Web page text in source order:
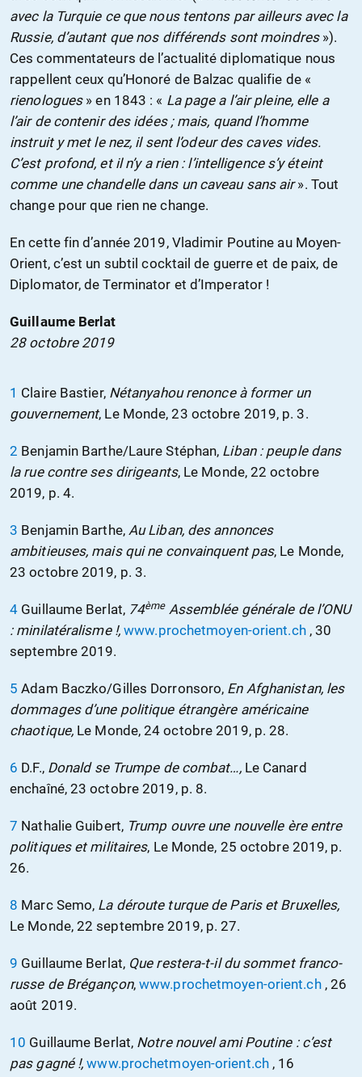
avec la Turquie ce que nous tentons par ailleurs avec la
Russie, d’autant que nos différends sont moindres »).
Ces commentateurs de l’actualité diplomatique nous
rappellent ceux qu’Honoré de Balzac qualifie de «
rienologues» en 1843 : « La page a l’air pleine, elle a
l’air de contenir des idées ; mais, quand l’homme
instruit y met le nez, il sent l’odeur des caves vides.
C’est profond, et il n’y a rien : l’intelligence s’y éteint
comme une chandelle dans un caveau sans air». Tout
change pour que rien ne change.
En cette fin d’année 2019, Vladimir Poutine au Moyen-
Orient, c’est un subtil cocktail de guerre et de paix, de
Diplomator, de Terminator et d’Imperator !
Guillaume Berlat
28 octobre 2019
1 Claire Bastier, Nétanyahou renonce à former un
gouvernement, Le Monde, 23 octobre 2019, p. 3.
2 Benjamin Barthe/Laure Stéphan, Liban : peuple dans
la rue contre ses dirigeants, Le Monde, 22 octobre
2019, p. 4.
3 Benjamin Barthe, Au Liban, des annonces
ambitieuses, mais qui ne convainquent pas, Le Monde,
23 octobre 2019, p. 3.
4 Guillaume Berlat, 74èmeAssemblée générale de l’ONU
: minilatéralisme !, www.prochetmoyen-orient.ch, 30
septembre 2019.
5 Adam Baczko/Gilles Dorronsoro, En Afghanistan, les
dommages d’une politique étrangère américaine
chaotique, Le Monde, 24 octobre 2019, p. 28.
6 D.F., Donald se Trumpe de combat…,Le Canard
enchaîné, 23 octobre 2019, p. 8.
7 Nathalie Guibert, Trump ouvre une nouvelle ère entre
politiques et militaires, Le Monde, 25 octobre 2019, p.
26.
8 Marc Semo, La déroute turque de Paris et Bruxelles,
Le Monde, 22 septembre 2019, p. 27.
9 Guillaume Berlat, Que restera-t-il du sommet franco-
russe de Brégançon,www.prochetmoyen-orient.ch, 26
août 2019.
10 Guillaume Berlat, Notre nouvel ami Poutine : c’est
pas gagné !, www.prochetmoyen-orient.ch, 16